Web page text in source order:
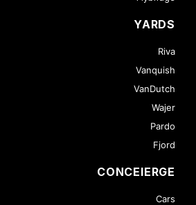
YARDS
Riva
Vanquish
VanDutch
Wajer
Pardo
Fjord
CONCEIERGE
Cars